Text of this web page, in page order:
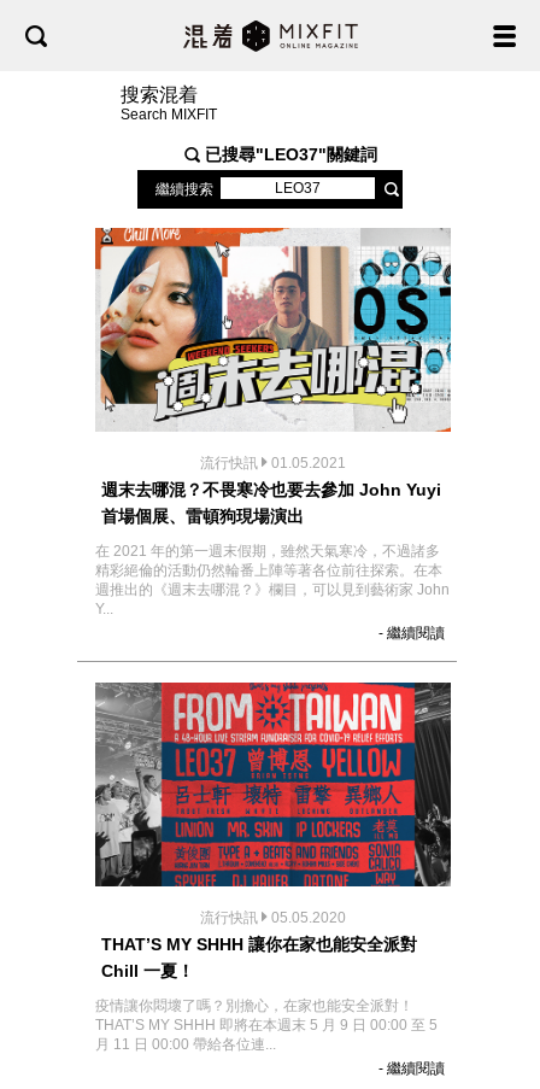
搜索混着
Search MIXFIT
已搜尋"LEO37"關鍵詞
繼續搜索
流行快訊 01.05.2021
週末去哪混？不畏寒冷也要去參加 John Yuyi
首場個展、雷頓狗現場演出
在 2021 年的第一週末假期，雖然天氣寒冷，不過諸多
精彩絕倫的活動仍然輪番上陣等著各位前往探索。在本
週推出的《週末去哪混？》欄目，可以見到藝術家 John
Y...
- 繼續閱讀
流行快訊 05.05.2020
THAT’S MY SHHH 讓你在家也能安全派對
Chill 一夏！
疫情讓你悶壞了嗎？別擔心，在家也能安全派對！
THAT’S MY SHHH 即將在本週末 5 月 9 日 00:00 至 5
月 11 日 00:00 帶給各位連...
- 繼續閱讀